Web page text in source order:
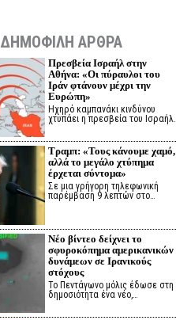
ΔΗΜΟΦΙΛΗ ΑΡΘΡΑ
Πρεσβεία Ισραήλ στην
Αθήνα: «Οι πύραυλοι του
Ιράν φτάνουν μέχρι την
Ευρώπη»
Ηχηρό καμπανάκι κινδύνου
χτυπάει η πρεσβεία του Ισραήλ…
Τραμπ: «Τους κάνουμε χαμό,
αλλά το μεγάλο χτύπημα
έρχεται σύντομα»
Σε μια γρήγορη τηλεφωνική
παρέμβαση 9 λεπτών στο…
Νέο βίντεο δείχνει το
σφυροκόπημα αμερικανικών
δυνάμεων σε Ιρανικούς
στόχους
Το Πεντάγωνο μόλις έδωσε στη
δημοσιότητα ένα νέο,…